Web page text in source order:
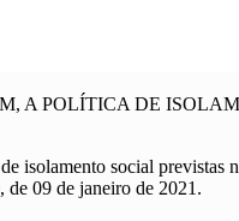
A POLÍTICA DE
social
de 09 de janeiro de 2021.